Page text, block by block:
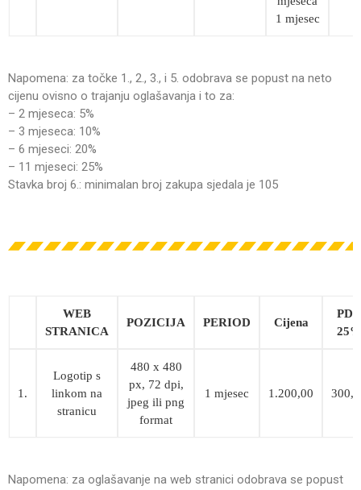
1 mjesec
Napomena: za točke 1., 2., 3., i 5. odobrava se popust na neto
cijenu ovisno o trajanju oglašavanja i to za:
– 2 mjeseca: 5%
– 3 mjeseca: 10%
– 6 mjeseci: 20%
– 11 mjeseci: 25%
Stavka broj 6.: minimalan broj zakupa sjedala je 105
WEB
STRANICA
POZICIJA PERIOD Cijena
PDV
25%
1.
Logotip s
linkom na
stranicu
480 x 480
px, 72 dpi,
jpeg ili png
format
1 mjesec 1.200,00
Napomena: za oglašavanje na web stranici odobrava se popust